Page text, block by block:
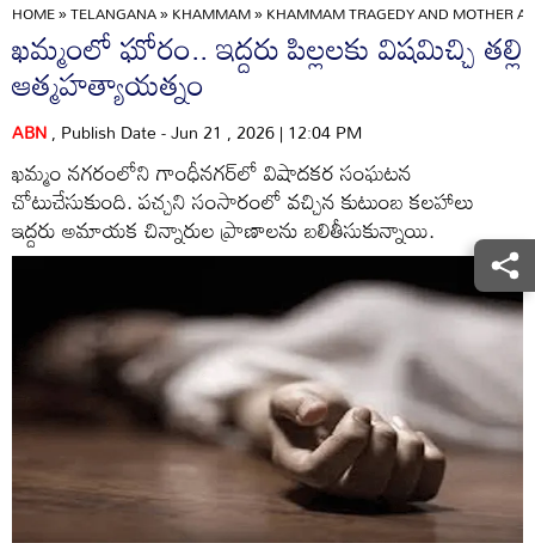
HOME»TELANGANA»KHAMMAM»KHAMMAM TRAGEDY AND MOTHER
ఖమ్మంలో ఘోరం.. ఇద్దరు పిల్లలకు విషమిచ్చి తల్లి
ఆత్మహత్యాయత్నం
ABN, Publish Date - Jun 21 , 2026 | 12:04 PM
ఖమ్మం నగరంలోని గాంధీనగర్‌లో విషాదకర సంఘటన
చోటుచేసుకుంది. పచ్చని సంసారంలో వచ్చిన కుటుంబ కలహాలు
ఇద్దరు అమాయక చిన్నారుల ప్రాణాలను బలితీసుకున్నాయి.